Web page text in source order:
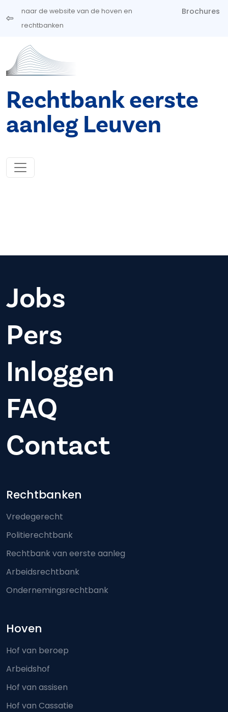
Overslaan en naar de inhoud gaan
naar de website van de hoven en
rechtbanken
Brochures
Rechtbank eerste
aanleg Leuven
Jobs
Pers
Inloggen
FAQ
Contact
Footer-menu
Rechtbanken
Vredegerecht
Politierechtbank
Rechtbank van eerste aanleg
Arbeidsrechtbank
Ondernemingsrechtbank
Hoven
Hof van beroep
Arbeidshof
Hof van assisen
Hof van Cassatie